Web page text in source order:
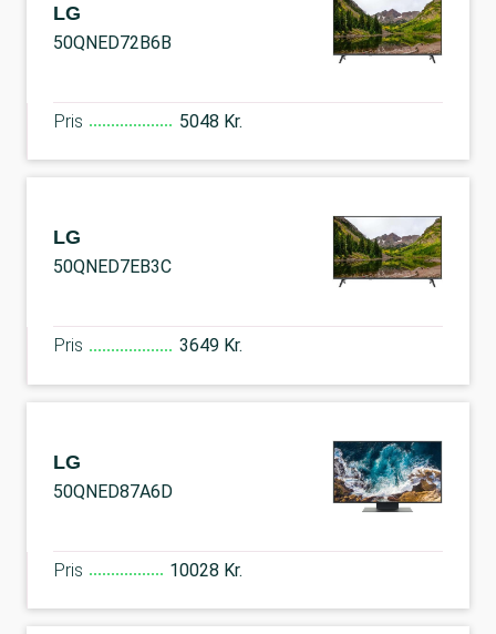
LG
50QNED72B6B
Pris 5048 Kr.
LG
50QNED7EB3C
Pris 3649 Kr.
LG
50QNED87A6D
Pris 10028 Kr.